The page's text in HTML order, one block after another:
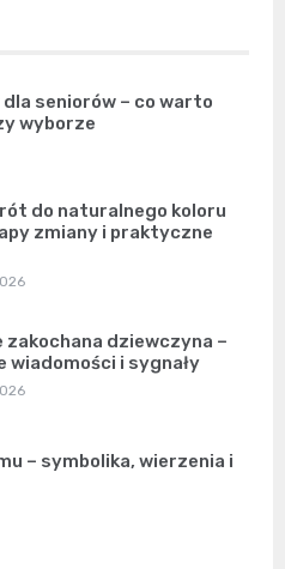
seniorów – co warto
wyborze
do naturalnego koloru
zmiany i praktyczne
zakochana dziewczyna –
wiadomości i sygnały
– symbolika, wierzenia i